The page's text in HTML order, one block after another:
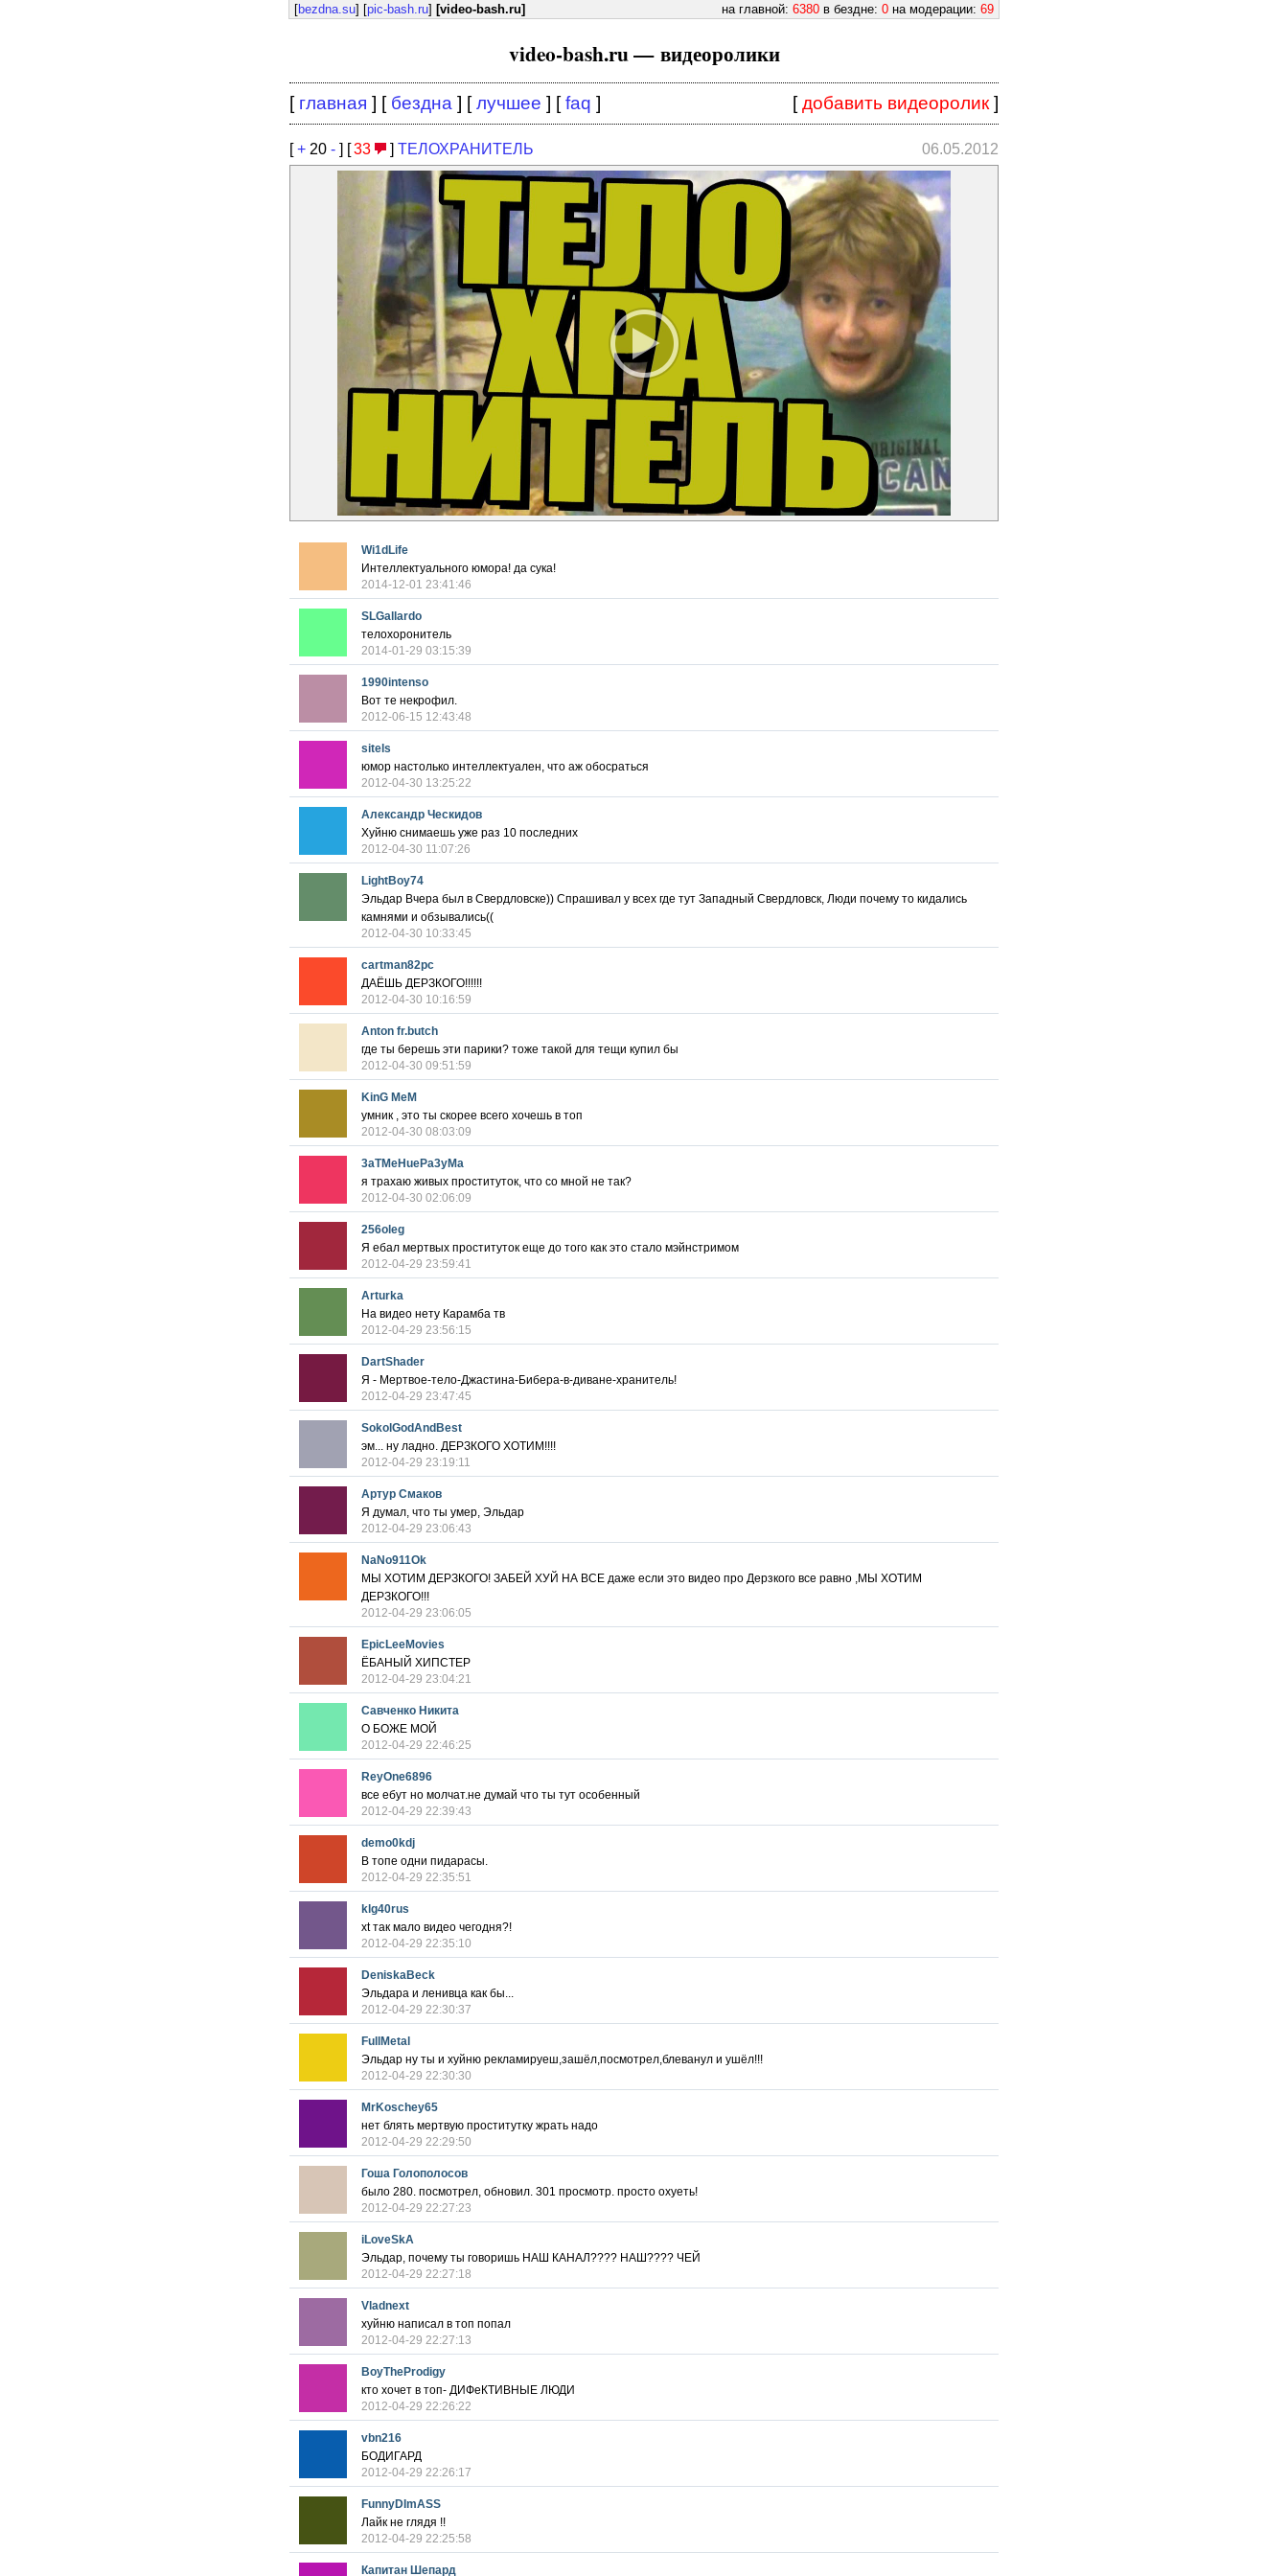
[bezdna.su] [pic-bash.ru] [video-bash.ru] на главной: 6380 в бездне: 0 на модерации: 69
video-bash.ru — видеоролики
[ главная ] [ бездна ] [лучшее ] [faq ] [добавить видеоролик ]
[+ 20 - ] [33 ] ТЕЛОХРАНИТЕЛЬ 06.05.2012
Wi1dLife
Интеллектуального юмора! да сука!
2014-12-01 23:41:46
SLGallardo
телохоронитель
2014-01-29 03:15:39
1990intenso
Вот те некрофил.
2012-06-15 12:43:48
sitels
юмор настолько интеллектуален, что аж обосраться
2012-04-30 13:25:22
Александр Ческидов
Хуйню снимаешь уже раз 10 последних
2012-04-30 11:07:26
LightBoy74
Эльдар Вчера был в Свердловске)) Спрашивал у всех где тут Западный Свердловск, Люди почему то кидались
камнями и обзывались((
2012-04-30 10:33:45
cartman82pc
ДАЁШЬ ДЕРЗКОГО!!!!!!
2012-04-30 10:16:59
Anton fr.butch
где ты берешь эти парики? тоже такой для тещи купил бы
2012-04-30 09:51:59
KinG MeM
умник , это ты скорее всего хочешь в топ
2012-04-30 08:03:09
3aTMeHuePa3yMa
я трахаю живых проституток, что со мной не так?
2012-04-30 02:06:09
256oleg
Я ебал мертвых проституток еще до того как это стало мэйнстримом
2012-04-29 23:59:41
Arturka
На видео нету Карамба тв
2012-04-29 23:56:15
DartShader
Я - Мертвое-тело-Джастина-Бибера-в-диване-хранитель!
2012-04-29 23:47:45
SokolGodAndBest
эм... ну ладно. ДЕРЗКОГО ХОТИМ!!!!
2012-04-29 23:19:11
Артур Смаков
Я думал, что ты умер, Эльдар
2012-04-29 23:06:43
NaNo911Ok
МЫ ХОТИМ ДЕРЗКОГО! ЗАБЕЙ ХУЙ НА ВСЕ даже если это видео про Дерзкого все равно ,МЫ ХОТИМ
ДЕРЗКОГО!!!
2012-04-29 23:06:05
EpicLeeMovies
ЁБАНЫЙ ХИПСТЕР
2012-04-29 23:04:21
Савченко Никита
О БОЖЕ МОЙ
2012-04-29 22:46:25
ReyOne6896
все ебут но молчат.не думай что ты тут особенный
2012-04-29 22:39:43
demo0kdj
В топе одни пидарасы.
2012-04-29 22:35:51
klg40rus
xt так мало видео чегодня?!
2012-04-29 22:35:10
DeniskaBeck
Эльдара и ленивца как бы...
2012-04-29 22:30:37
FullMetal
Эльдар ну ты и хуйню рекламируеш,зашёл,посмотрел,блеванул и ушёл!!!
2012-04-29 22:30:30
MrKoschey65
нет блять мертвую проститутку жрать надо
2012-04-29 22:29:50
Гоша Голополосов
было 280. посмотрел, обновил. 301 просмотр. просто охуеть!
2012-04-29 22:27:23
iLoveSkA
Эльдар, почему ты говоришь НАШ КАНАЛ???? НАШ???? ЧЕЙ
2012-04-29 22:27:18
Vladnext
хуйню написал в топ попал
2012-04-29 22:27:13
BoyTheProdigy
кто хочет в топ- ДИФеКТИВНЫЕ ЛЮДИ
2012-04-29 22:26:22
vbn216
БОДИГАРД
2012-04-29 22:26:17
FunnyDImASS
Лайк не глядя !!
2012-04-29 22:25:58
Капитан Шепард